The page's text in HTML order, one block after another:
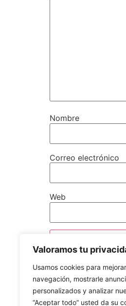
Valoramos tu
Usamos cookies para
navegación, mostrarle
personalizados y analizar
“Aceptar todo” usted da su
Nombre
Correo electrónico
Web